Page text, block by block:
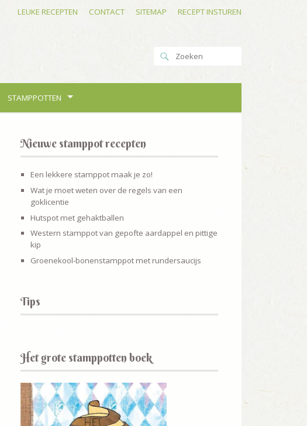
LEUKE RECEPTEN CONTACT SITEMAP RECEPT INSTUREN
STAMPPOTTEN
Nieuwe stamppot recepten
Een lekkere stamppot maak je zo!
Wat je moet weten over de regels van een
goklicentie
Hutspot met gehaktballen
Western stamppot van gepofte aardappel en pittige
kip
Groenekool-bonenstamppot met rundersaucijs
Tips
Het grote stamppotten boek